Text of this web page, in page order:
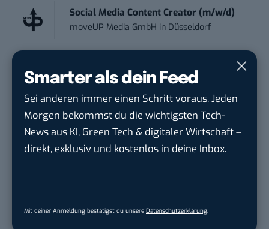
Smarter als dein Feed
Sei anderen immer einen Schritt voraus. Jeden
Morgen bekommst du die wichtigsten Tech-
News aus KI, Green Tech & digitaler Wirtschaft –
direkt, exklusiv und kostenlos in deine Inbox.
Mit deiner Anmeldung bestätigst du unsere Datenschutzerklärung.
Social Media Content Creator (m/w/d)
moveUP Media GmbH in Düsseldorf
touristische...
trendtours Holding GmbHin Eschborn
Social Media Manager (w/m/d)
ENERVIE - Südwestfalen Energie und Wasser
Tropical Island Holding GmbHinKönigs